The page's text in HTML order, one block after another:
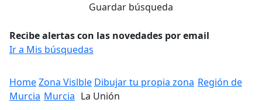
Guardar búsqueda
Recibe alertas con las novedades por email
Ir a Mis búsquedas
HomeZona Vislble Dibujar tu propia zona Región de
Murcia Murcia La Unión